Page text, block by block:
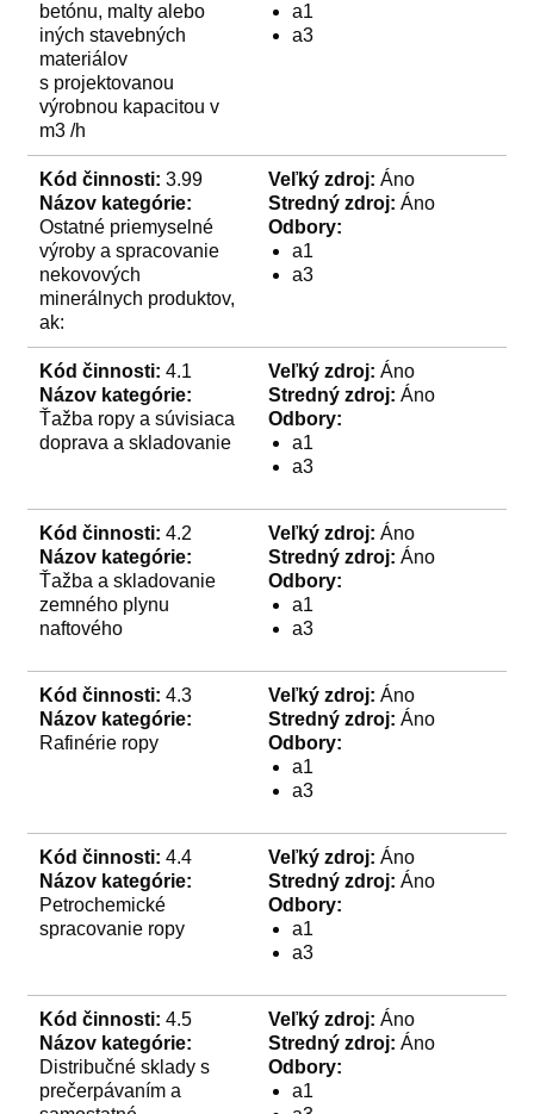
betónu, malty alebo
iných stavebných
materiálov
s projektovanou
výrobnou kapacitou v
m3 /h
a1
a3
Kód činnosti: 3.99
Názov kategórie:
Ostatné priemyselné
výroby a spracovanie
nekovových
minerálnych produktov,
ak:
Veľký zdroj: Áno
Stredný zdroj: Áno
Odbory:
a1
a3
Kód činnosti: 4.1
Názov kategórie:
Ťažba ropy a súvisiaca
doprava a skladovanie
Veľký zdroj: Áno
Stredný zdroj: Áno
Odbory:
a1
a3
Kód činnosti: 4.2
Názov kategórie:
Ťažba a skladovanie
zemného plynu
naftového
Veľký zdroj: Áno
Stredný zdroj: Áno
Odbory:
a1
a3
Kód činnosti: 4.3
Názov kategórie:
Rafinérie ropy
Veľký zdroj: Áno
Stredný zdroj: Áno
Odbory:
a1
a3
Kód činnosti: 4.4
Názov kategórie:
Petrochemické
spracovanie ropy
Veľký zdroj: Áno
Stredný zdroj: Áno
Odbory:
a1
a3
Kód činnosti: 4.5
Názov kategórie:
Distribučné sklady s
prečerpávaním a
Veľký zdroj: Áno
Stredný zdroj: Áno
Odbory:
a1